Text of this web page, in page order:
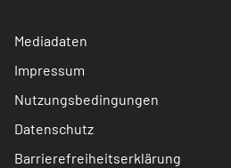
Mediadaten
Impressum
Nutzungsbedingungen
Datenschutz
Barrierefreiheitserklärung